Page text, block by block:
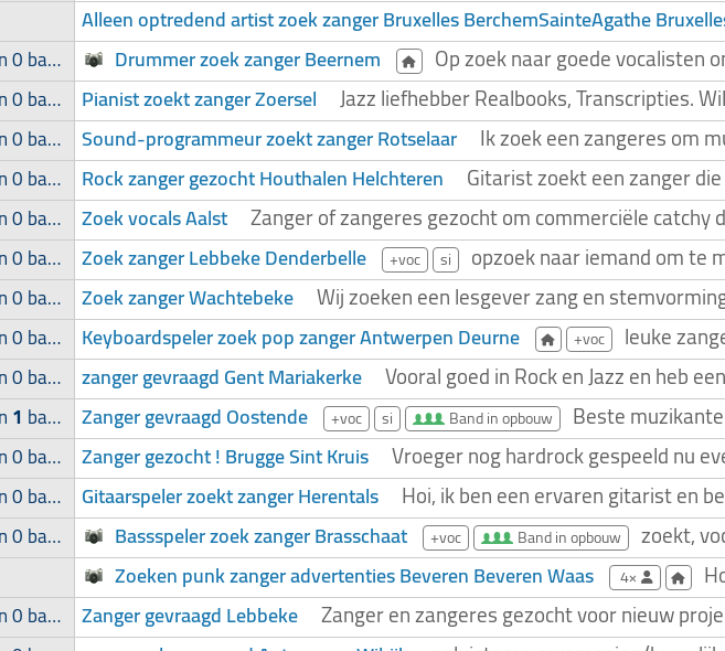
Alleen optredend artist zoek zanger Bruxelles BerchemSainteAgathe
in 0 band Drummer zoek zanger Beernem Op zoek naar goede vocalisten
in 0 band Pianist zoekt zanger Zoersel Jazz liefhebber Realbooks, Transcripties.
in 0 band Sound-programmeur zoekt zanger Rotselaar Ik zoek een zangeres om
in 0 band Rock zanger gezocht Houthalen Helchteren Gitarist zoekt een zanger
in 0 band Zoek vocals Aalst Zanger of zangeres gezocht om commerciële
in 0 band Zoek zanger Lebbeke Denderbelle +voc si opzoek naar iemand om te
in 0 band Zoek zanger Wachtebeke Wij zoeken een lesgever zang en
in 0 band Keyboardspeler zoek pop zanger Antwerpen Deurne +voc leuke
in 0 band zanger gevraagd Gent Mariakerke Vooral goed in Rock en Jazz en heb
1 band Zanger gevraagd Oostende +voc si Band in opbouw Beste
in 0 band Zanger gezocht ! Brugge Sint Kruis Vroeger nog hardrock gespeeld nu
in 0 band Gitaarspeler zoekt zanger Herentals Hoi, ik ben een ervaren gitarist en
in 0 band Bassspeler zoek zanger Brasschaat +voc Band in opbouw zoekt,
Zoeken punk zanger advertenties Beveren Beveren Waas 4×
in 0 band Zanger gevraagd Lebbeke Zanger en zangeres gezocht voor nieuw